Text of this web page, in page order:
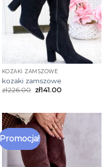
KOZAKI ZAMSZOWE
kozaki zamszowe
zł226.00 zł141.00
Promocja!